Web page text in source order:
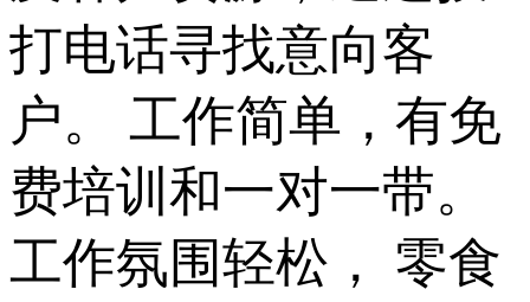
打电话寻找意向客
户。 工作简单，有免
费培训和一对一带。
工作氛围轻松， 零食